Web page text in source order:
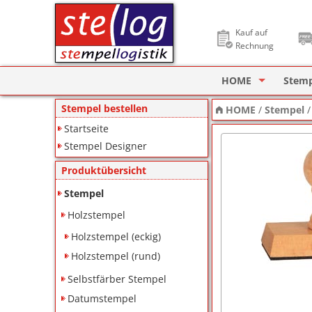
Kauf auf
Rechnung
HOME
Stempel Designer
ImageCard
Stempel bestellen
Startseite
Stempel Designer
Produktübersicht
Stempel
Holzstempel
Holzstempel (eckig)
Holzstempel (rund)
Selbstfärber Stempel
Datumstempel
HOME /Stempel /